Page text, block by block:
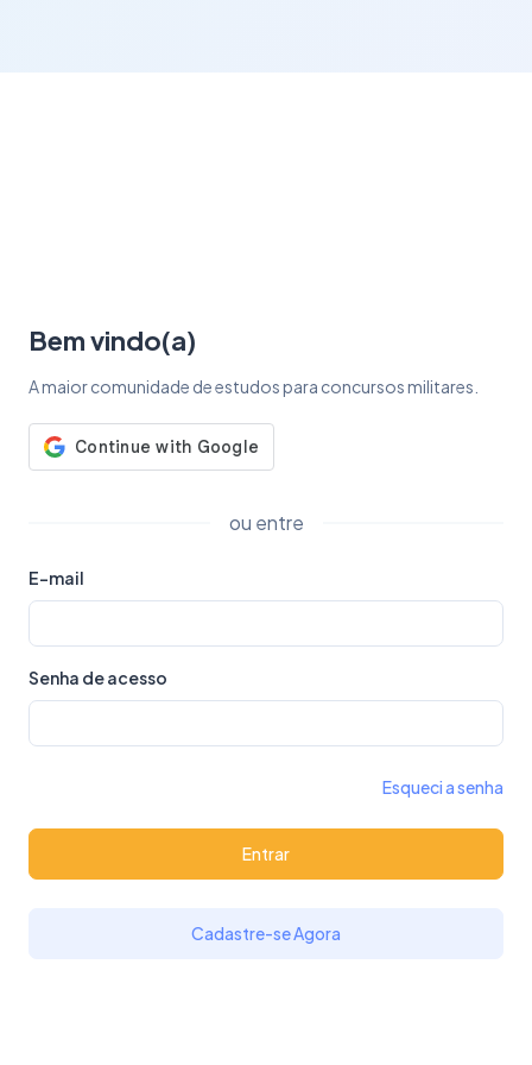
Bem vindo(a)
A maior comunidade de estudos para concursos militares.
ou entre
E-mail
Senha de acesso
Esqueci a senha
Entrar
Cadastre-se Agora